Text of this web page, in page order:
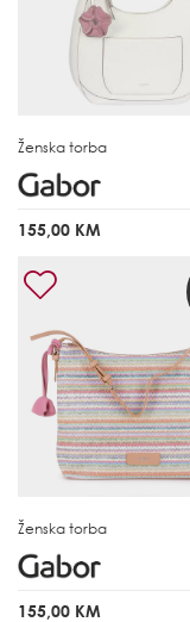
Ženska torba
155,00 KM
Ženska torba
155,00 KM